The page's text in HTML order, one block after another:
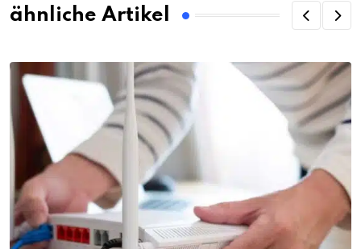
ähnliche Artikel